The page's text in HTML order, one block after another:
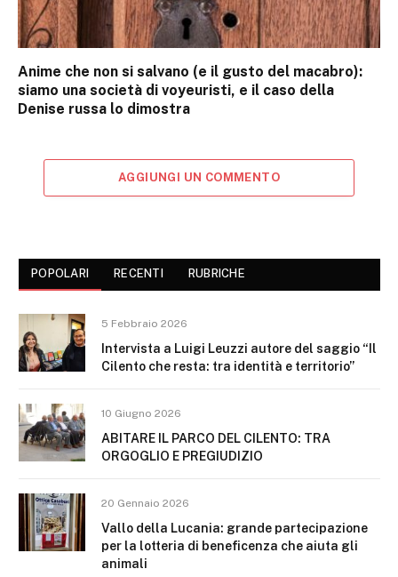
Anime che non si salvano (e il gusto del macabro):
siamo una società di voyeuristi, e il caso della
Denise russa lo dimostra
AGGIUNGI UN COMMENTO
POPOLARI RECENTI RUBRICHE
5 Febbraio 2026
Intervista a Luigi Leuzzi autore del saggio “Il
Cilento che resta: tra identità e territorio”
10 Giugno 2026
ABITARE IL PARCO DEL CILENTO: TRA
ORGOGLIO E PREGIUDIZIO
20 Gennaio 2026
Vallo della Lucania: grande partecipazione
per la lotteria di beneficenza che aiuta gli
animali